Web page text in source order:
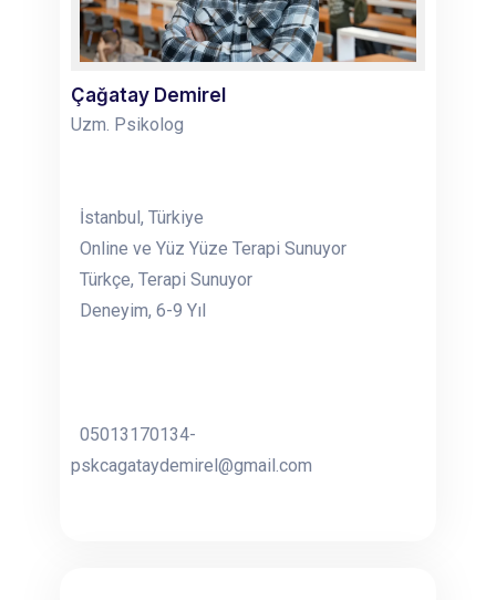
Çağatay Demirel
Uzm. Psikolog
İstanbul, Türkiye
Online ve Yüz Yüze Terapi Sunuyor
Türkçe, Terapi Sunuyor
Deneyim, 6-9 Yıl
05013170134-
pskcagataydemirel@gmail.com